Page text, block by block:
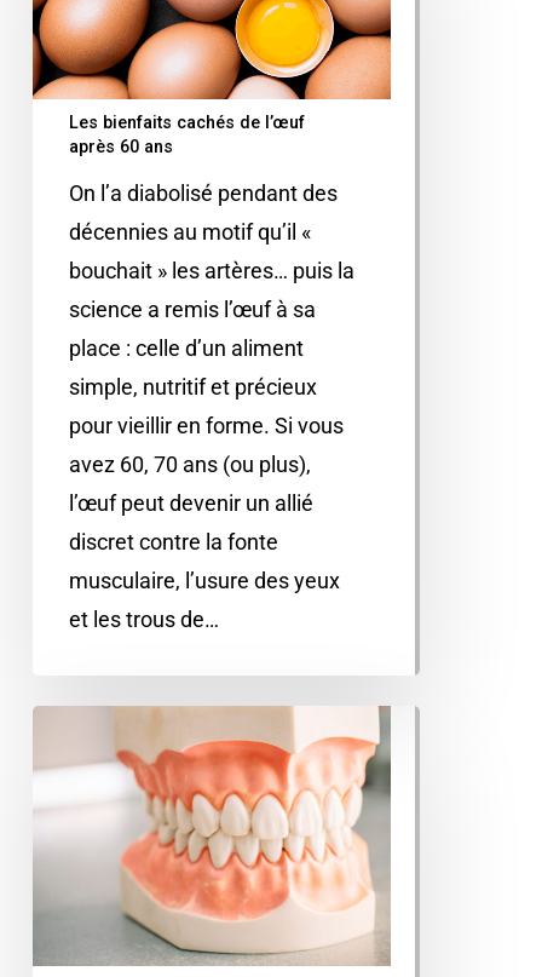
Les bienfaits cachés de l’œuf
après 60 ans
On l’a diabolisé pendant des
décennies au motif qu’il «
bouchait » les artères… puis la
science a remis l’œuf à sa
place : celle d’un aliment
simple, nutritif et précieux
pour vieillir en forme. Si vous
avez 60, 70 ans (ou plus),
l’œuf peut devenir un allié
discret contre la fonte
musculaire, l’usure des yeux
et les trous de…